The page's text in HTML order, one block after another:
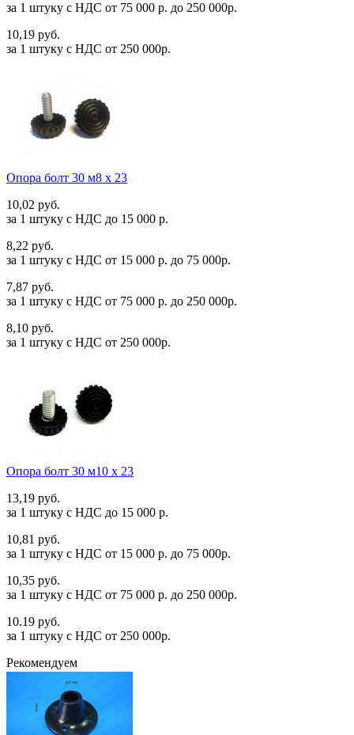
за 1 штуку c НДС от 75 000 р. до 250 000р.
10,19 руб.
за 1 штуку c НДС от 250 000р.
Опора болт 30 м8 х 23
10,02 руб.
за 1 штуку c НДС до 15 000 р.
8,22 руб.
за 1 штуку c НДС от 15 000 р. до 75 000р.
7,87 руб.
за 1 штуку c НДС от 75 000 р. до 250 000р.
8,10 руб.
за 1 штуку c НДС от 250 000р.
Опора болт 30 м10 х 23
13,19 руб.
за 1 штуку c НДС до 15 000 р.
10,81 руб.
за 1 штуку c НДС от 15 000 р. до 75 000р.
10,35 руб.
за 1 штуку c НДС от 75 000 р. до 250 000р.
10.19 руб.
за 1 штуку c НДС от 250 000р.
Рекомендуем